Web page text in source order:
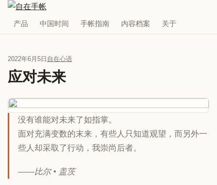
产品 中国时间 手帐指南 内容档案 关于
2022年6月5日 自在心语
应对未来
没有谁能对未来了如指掌。
面对充满变数的末来，有些人只知道观望，而另外一
些人却采取了行动，我崇尚后者。
——比尔 • 盖茨